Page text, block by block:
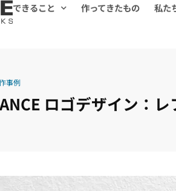
できること 作ってきたもの 私た
事例
ロゴデザイン：